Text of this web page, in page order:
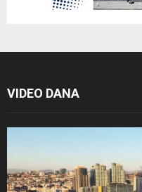
VIDEO DANA